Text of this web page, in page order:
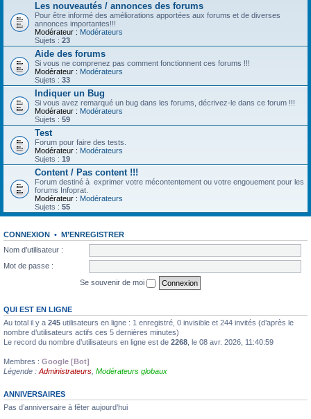
Les nouveautés / annonces des forums
Pour être informé des améliorations apportées aux forums et de diverses
annonces importantes!!!
Modérateur : Modérateurs
Sujets : 23
Aide des forums
Si vous ne comprenez pas comment fonctionnent ces forums !!!
Modérateur : Modérateurs
Sujets : 33
Indiquer un Bug
Si vous avez remarqué un bug dans les forums, décrivez-le dans ce forum !!!
Modérateur : Modérateurs
Sujets : 59
Test
Forum pour faire des tests.
Modérateur : Modérateurs
Sujets : 19
Content / Pas content !!!
Forum destiné à exprimer votre mécontentement ou votre engouement pour les
forums Infoprat.
Modérateur : Modérateurs
Sujets : 55
CONNEXION • M’ENREGISTRER
Nom d’utilisateur :
Mot de passe :
Se souvenir de moi
QUI EST EN LIGNE
Au total il y a 245 utilisateurs en ligne : 1 enregistré, 0 invisible et 244 invités (d’après le
nombre d’utilisateurs actifs ces 5 dernières minutes)
Le record du nombre d’utilisateurs en ligne est de 2268 , le 08 avr. 2026, 11:40:59
Membres : Google [Bot]
Légende : Administrateurs Modérateurs globaux
ANNIVERSAIRES
Pas d’anniversaire à fêter aujourd’hui